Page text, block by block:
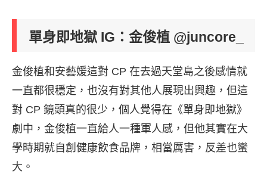
單身即地獄 IG：金俊植 @juncore_
金俊植和安藝媛這對 CP 在去過天堂島之後感情就
一直都很穩定，也沒有對其他人展現出興趣，但這
對 CP 鏡頭真的很少，個人覺得在《單身即地獄》
劇中，金俊植一直給人一種軍人感，但他其實在大
學時期就自創健康飲食品牌，相當厲害，反差也蠻
大。